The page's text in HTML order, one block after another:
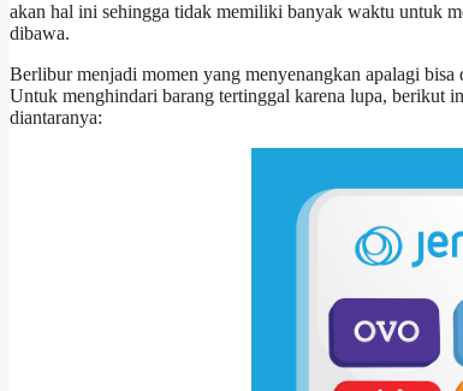
akan hal ini sehingga tidak memiliki banyak waktu untuk
dibawa.
Berlibur menjadi momen yang menyenangkan apalagi
Untuk menghindari barang tertinggal karena lupa, berikut
diantaranya: